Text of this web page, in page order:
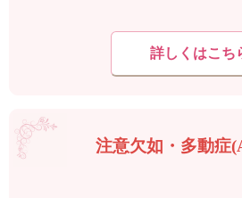
詳しくはこち
注意欠如・多動症